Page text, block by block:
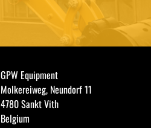
GPW Equipment
Molkereiweg, Neundorf 11
4780 Sankt Vith
Belgium